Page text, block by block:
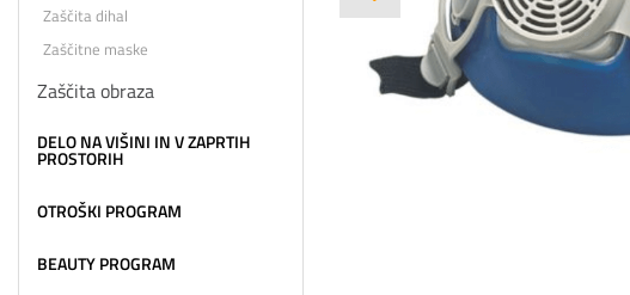
Zaščita dihal
Zaščitne maske
Zaščita obraza
DELO NA VIŠINI IN V ZAPRTIH
PROSTORIH
OTROŠKI PROGRAM
BEAUTY PROGRAM